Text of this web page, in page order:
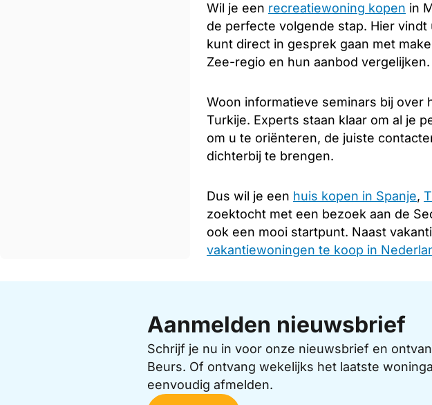
Wil je een recreatiewoning kopen in
de perfecte volgende stap. Hier
kunt direct in gesprek gaan met
Zee-regio en hun aanbod vergelijken.
Woon informatieve seminars bij over
Turkije. Experts staan klaar om al je
om u te oriënteren, de juiste
dichterbij te brengen.
Dus wil je een huis kopen in Spanje,
zoektocht met een bezoek aan de
ook een mooi startpunt. Naast
vakantiewoningen te koop in
Aanmelden nieuwsbrief
Schrijf je nu in voor onze nieuwsbrief en
Beurs. Of ontvang wekelijks het laatste
eenvoudig afmelden.